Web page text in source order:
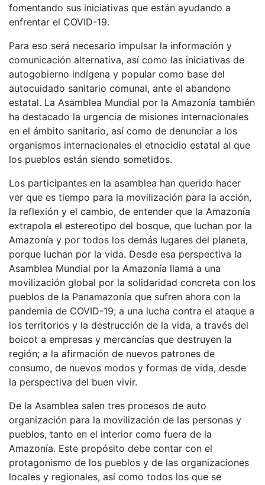
fomentando sus iniciativas que están ayudando a
enfrentar el COVID-19.
Para eso será necesario impulsar la información y
comunicación alternativa, así como las iniciativas de
autogobierno indígena y popular como base del
autocuidado sanitario comunal, ante el abandono
estatal. La Asamblea Mundial por la Amazonía también
ha destacado la urgencia de misiones internacionales
en el ámbito sanitario, así como de denunciar a los
organismos internacionales el etnocidio estatal al que
los pueblos están siendo sometidos.
Los participantes en la asamblea han querido hacer
ver que es tiempo para la movilización para la acción,
la reflexión y el cambio, de entender que la Amazonía
extrapola el estereotipo del bosque, que luchan por la
Amazonía y por todos los demás lugares del planeta,
porque luchan por la vida. Desde esa perspectiva la
Asamblea Mundial por la Amazonía llama a una
movilización global por la solidaridad concreta con los
pueblos de la Panamazonía que sufren ahora con la
pandemia de COVID-19; a una lucha contra el ataque a
los territorios y la destrucción de la vida, a través del
boicot a empresas y mercancías que destruyen la
región; a la afirmación de nuevos patrones de
consumo, de nuevos modos y formas de vida, desde
la perspectiva del buen vivir.
De la Asamblea salen tres procesos de auto
organización para la movilización de las personas y
pueblos, tanto en el interior como fuera de la
Amazonía. Este propósito debe contar con el
protagonismo de los pueblos y de las organizaciones
locales y regionales, así como todos los que se